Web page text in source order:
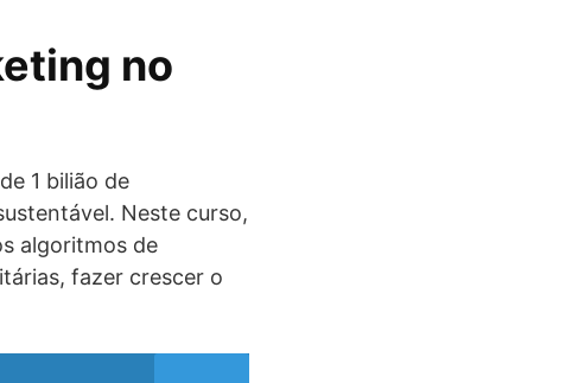
no
1 bilião de
Neste curso,
algoritmos de
fazer crescer o